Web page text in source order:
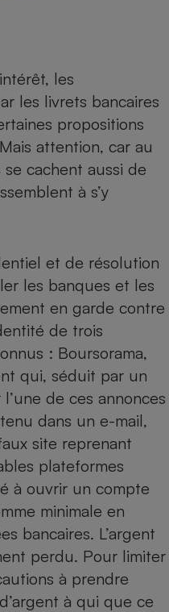
les
les livrets bancaires
propositions
attention, car au
cachent aussi de
à s’y
et de résolution
les banques et les
en garde contre
de trois
: Boursorama,
qui, séduit par un
de ces annonces
dans un e-mail,
site reprenant
plateformes
à ouvrir un compte
minimale en
bancaires. L’argent
perdu. Pour limiter
à prendre
à qui que ce
bouteille
Assurance emprunteur
Plaque de cuisson à
Climatiseur -
Ventilateur
Téléphone mobile -
Smartphone
Antivirus
Matelas
Radiateur électrique
Climatiseur -
Ventilateur